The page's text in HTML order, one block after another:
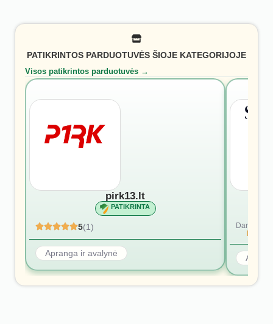
PATIKRINTOS PARDUOTUVĖS ŠIOJE KATEGORIJOJE
Visos patikrintos parduotuvės →
pirk13.lt
PATIKRINTA
5(1)
Apranga ir avalynė
Dar nėra